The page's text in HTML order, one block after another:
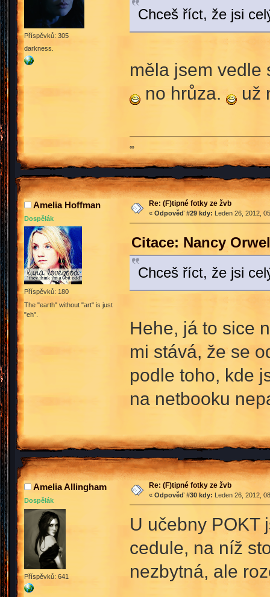
Příspěvků: 305
darkness.
Chceš říct, že jsi
měla jsem
no hrůza.
už
∞
Amelia Hoffman
Dospělák
Příspěvků: 180
The "earth" without "art" is just
"eh".
Re: (F)tipné fotky ze žvb
« Odpověď #29 kdy: Leden 26, 2012,
Citace: Nancy
Chceš říct, že jsi
Hehe, já to sice
mi stává, že se
podle toho, kde
na netbooku
Amelia Allingham
Dospělák
Příspěvků: 641
Re: (F)tipné fotky ze žvb
« Odpověď #30 kdy: Leden 26, 2012,
U učebny POKT
cedule, na níž
nezbytná, ale